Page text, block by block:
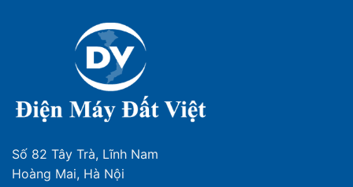
Số 82 Tây Trà, Lĩnh Nam
Hoàng Mai, Hà Nội